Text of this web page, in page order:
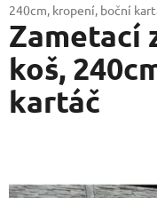
240cm, kropení, boční
Zametací
koš,
kartáč